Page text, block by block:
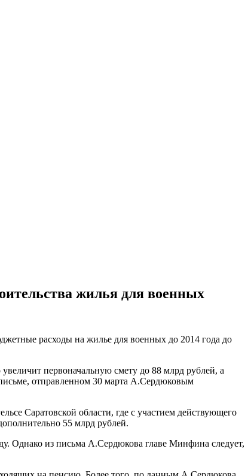
жилья для военных
расходы на жилье для военных до 2014 года до
первоначальную смету до 88 млрд рублей, а
отправленном 30 марта А.Сердюковым
Саратовской области, где с участием действующего
55 млрд рублей.
Однако из письма А.Сердюкова главе Минфина следует,